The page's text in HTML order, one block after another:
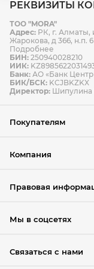
Способы оплаты
Условия возврата
РЕКВИЗИТЫ
ТОО "MORA"
Адрес: РК, г. Алматы,
Жарокова, д 366, н.п. 6
Подробнее
БИН: 250940028210
ИИК:
Банк: АО «Банк
БИК/БСК: KCJBKZKX
Директор: Шипулина
Покупателям
Компания
Правовая
Мы в соцсетях
Связаться с нами